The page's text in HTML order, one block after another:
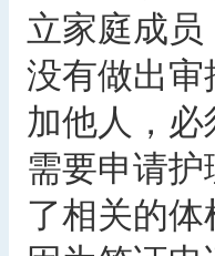
立家庭成
没有做出
加他人，
需要申请
了相关的